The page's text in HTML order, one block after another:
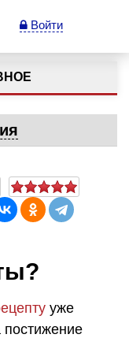
Войти
уже
постижение